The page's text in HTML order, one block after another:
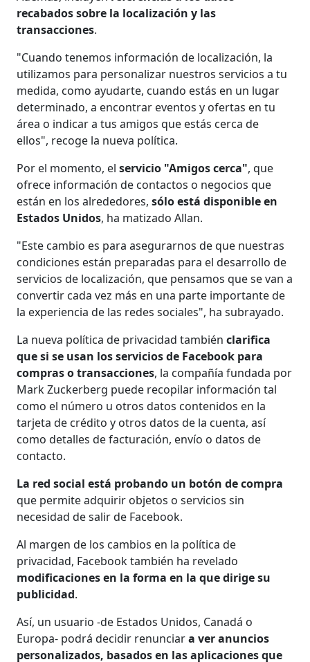
recabados sobre la localización y las
transacciones.
"Cuando tenemos información de localización, la
utilizamos para personalizar nuestros servicios a tu
medida, como ayudarte, cuando estás en un lugar
determinado, a encontrar eventos y ofertas en tu
área o indicar a tus amigos que estás cerca de
ellos", recoge la nueva política.
Por el momento, el servicio "Amigos cerca", que
ofrece información de contactos o negocios que
están en los alrededores,sólo está disponible en
Estados Unidos, ha matizado Allan.
"Este cambio es para asegurarnos de que nuestras
condiciones están preparadas para el desarrollo de
servicios de localización, que pensamos que se van a
convertir cada vez más en una parte importante de
la experiencia de las redes sociales", ha subrayado.
La nueva política de privacidad tambiénclarifica
que si se usan los servicios de Facebook para
compras o transacciones, la compañía fundada por
Mark Zuckerberg puede recopilar información tal
como el número u otros datos contenidos en la
tarjeta de crédito y otros datos de la cuenta, así
como detalles de facturación, envío o datos de
contacto.
La red social está probando un botón de compra
que permite adquirir objetos o servicios sin
necesidad de salir de Facebook.
Al margen de los cambios en la política de
privacidad, Facebook también ha revelado
modificaciones en la forma en la que dirige su
publicidad.
Así, un usuario -de Estados Unidos, Canadá o
Europa- podrá decidir renunciara ver anuncios
personalizados, basados en las aplicaciones que